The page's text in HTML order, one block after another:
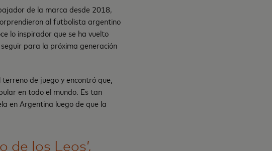
de la marca desde 2018,
al futbolista argentino
lo inspirador que se ha vuelto
para la próxima generación
de juego y encontró que,
en todo el mundo. Es tan
en Argentina luego de que la
de los Leos’,